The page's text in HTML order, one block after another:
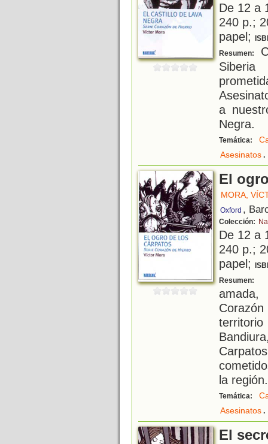
De 12 a
240 p.;
papel;
Resumen:
a
Negra.
Temática:
Asesinatos.
El
MORA,
Oxford ,
Colección:
De 12 a
240 p.;
papel;
Resumen:
amada,
la región.
Temática:
Asesinatos.
El